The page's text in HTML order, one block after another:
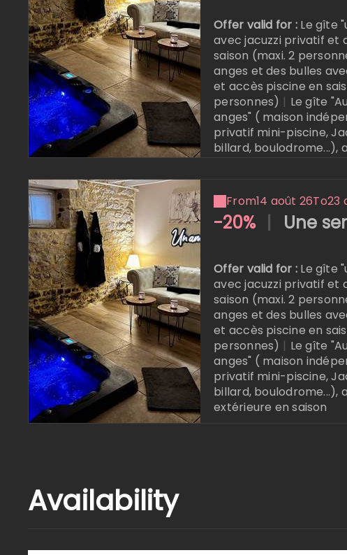
Offer valid for : Le gîte
avec jacuzzi privatif et
saison (maxi. 2
anges et des bulles
et accès piscine en
personnes) | Le gîte
anges" ( maison
privatif mini-piscine,
billard, boulodrome...),
Online reservation
From14 août 26To23
-20% Une
Offer valid for : Le gîte
avec jacuzzi privatif et
saison (maxi. 2
anges et des bulles
et accès piscine en
personnes) | Le gîte
anges" ( maison
privatif mini-piscine,
billard, boulodrome...),
extérieure en saison
Availability